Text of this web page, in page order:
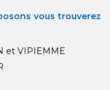
vous trouverez
et VIPIEMME